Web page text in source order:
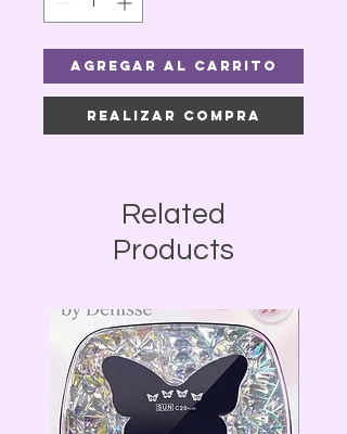
Agregar al carrito
Realizar compra
Related
Products